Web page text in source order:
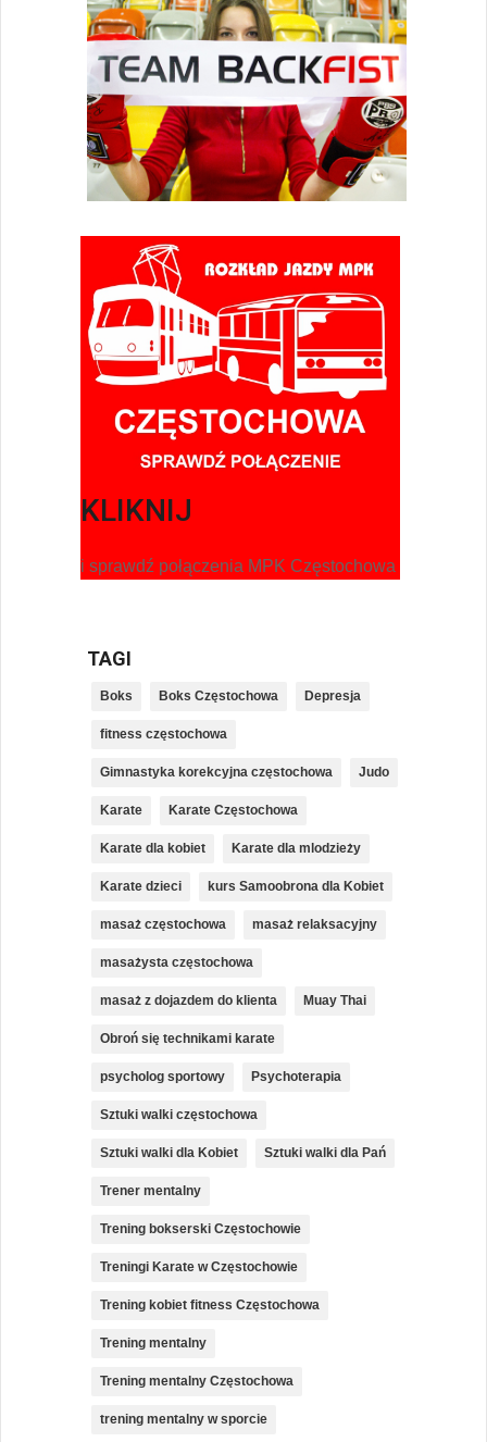
KLIKNIJ
i sprawdź połączenia MPK Częstochowa
TAGI
Boks Boks Częstochowa Depresja
fitness częstochowa
Gimnastyka korekcyjna częstochowa Judo
Karate Karate Częstochowa
Karate dla kobiet Karate dla mlodzieży
Karate dzieci kurs Samoobrona dla Kobiet
masaż częstochowa masaż relaksacyjny
masażysta częstochowa
masaż z dojazdem do klienta Muay Thai
Obroń się technikami karate
psycholog sportowy Psychoterapia
Sztuki walki częstochowa
Sztuki walki dla Kobiet Sztuki walki dla Pań
Trener mentalny
Trening bokserski Częstochowie
Treningi Karate w Częstochowie
Trening kobiet fitness Częstochowa
Trening mentalny
Trening mentalny Częstochowa
trening mentalny w sporcie